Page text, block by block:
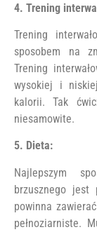
4. Trening
Trening
sposobem na
Trening
wysokiej i
kalorii. Tak
niesamowite.
5. Dieta:
Najlepszym
brzusznego jest
powinna
pełnoziarniste.